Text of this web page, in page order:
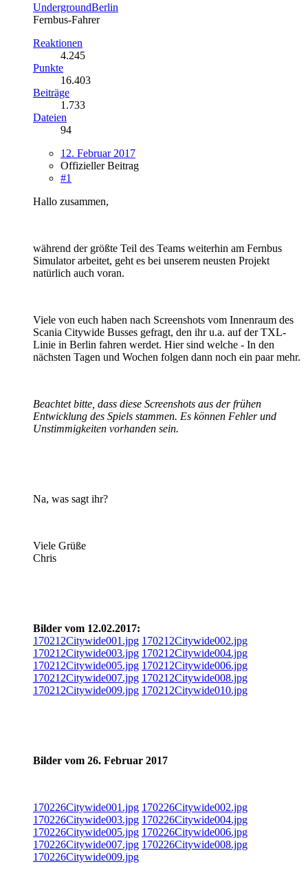
UndergroundBerlin
Fernbus-Fahrer
Reaktionen
4.245
Punkte
16.403
Beiträge
1.733
Dateien
94
12. Februar 2017
Offizieller Beitrag
#1
Hallo zusammen,
während der größte Teil des Teams weiterhin am Fernbus
Simulator arbeitet, geht es bei unserem neusten Projekt
natürlich auch voran.
Viele von euch haben nach Screenshots vom Innenraum des
Scania Citywide Busses gefragt, den ihr u.a. auf der TXL-
Linie in Berlin fahren werdet. Hier sind welche - In den
nächsten Tagen und Wochen folgen dann noch ein paar mehr.
Beachtet bitte, dass diese Screenshots aus der frühen
Entwicklung des Spiels stammen. Es können Fehler und
Unstimmigkeiten vorhanden sein.
Na, was sagt ihr?
Viele Grüße
Chris
Bilder vom 12.02.2017:
170212Citywide001.jpg 170212Citywide002.jpg
170212Citywide003.jpg 170212Citywide004.jpg
170212Citywide005.jpg 170212Citywide006.jpg
170212Citywide007.jpg 170212Citywide008.jpg
170212Citywide009.jpg 170212Citywide010.jpg
Bilder vom 26. Februar 2017
170226Citywide001.jpg 170226Citywide002.jpg
170226Citywide003.jpg 170226Citywide004.jpg
170226Citywide005.jpg 170226Citywide006.jpg
170226Citywide007.jpg 170226Citywide008.jpg
170226Citywide009.jpg